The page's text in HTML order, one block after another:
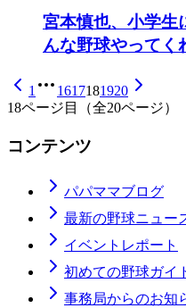
宮本慎也、小学生
んな野球やってく
1 1617181920
18ページ目（全20ページ）
コンテンツ
パパママブログ
最新の野球ニュー
イベントレポート
初めての野球ガイ
事務局からのお知